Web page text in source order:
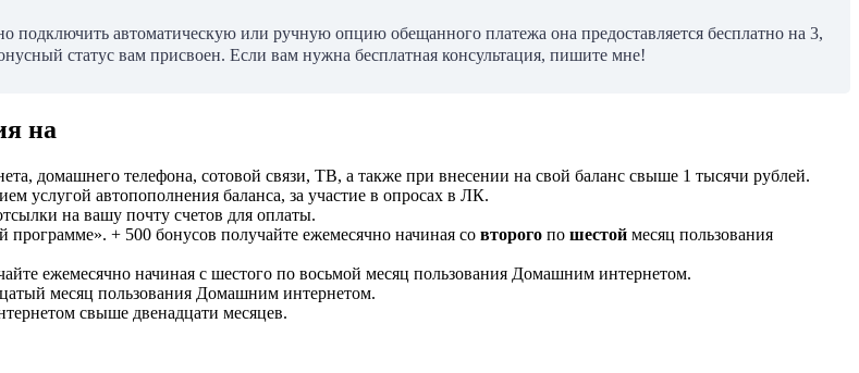
подключить автоматическую или ручную опцию обещанного платежа она предоставляется бесплатно на 3,
статус вам присвоен. Если вам нужна бесплатная консультация, пишите мне!
на
домашнего телефона, сотовой связи, ТВ, а также при внесении на свой баланс свыше 1 тысячи рублей.
услугой автопополнения баланса, за участие в опросах в ЛК.
на вашу почту счетов для оплаты.
+ 500 бонусов получайте ежемесячно начиная со второго по шестой месяц пользования
ежемесячно начиная с шестого по восьмой месяц пользования Домашним интернетом.
месяц пользования Домашним интернетом.
свыше двенадцати месяцев.